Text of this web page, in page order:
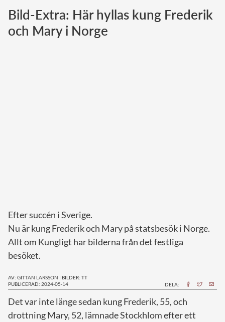
Norska kungahuset
Danska kungahuset
Bild-Extra: Här hyllas kung Frederik
och Mary i Norge
Efter succén i Sverige.
Nu är kung Frederik och Mary på statsbesök i Norge.
Allt om Kungligt har bilderna från det festliga
besöket.
AV: GITTAN LARSSON | BILDER: TT
PUBLICERAD: 2024-05-14
DELA:
Det var inte länge sedan kung Frederik, 55, och
drottning Mary, 52, lämnade Stockhlom efter ett